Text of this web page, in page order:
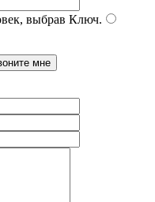
выбрав Ключ.